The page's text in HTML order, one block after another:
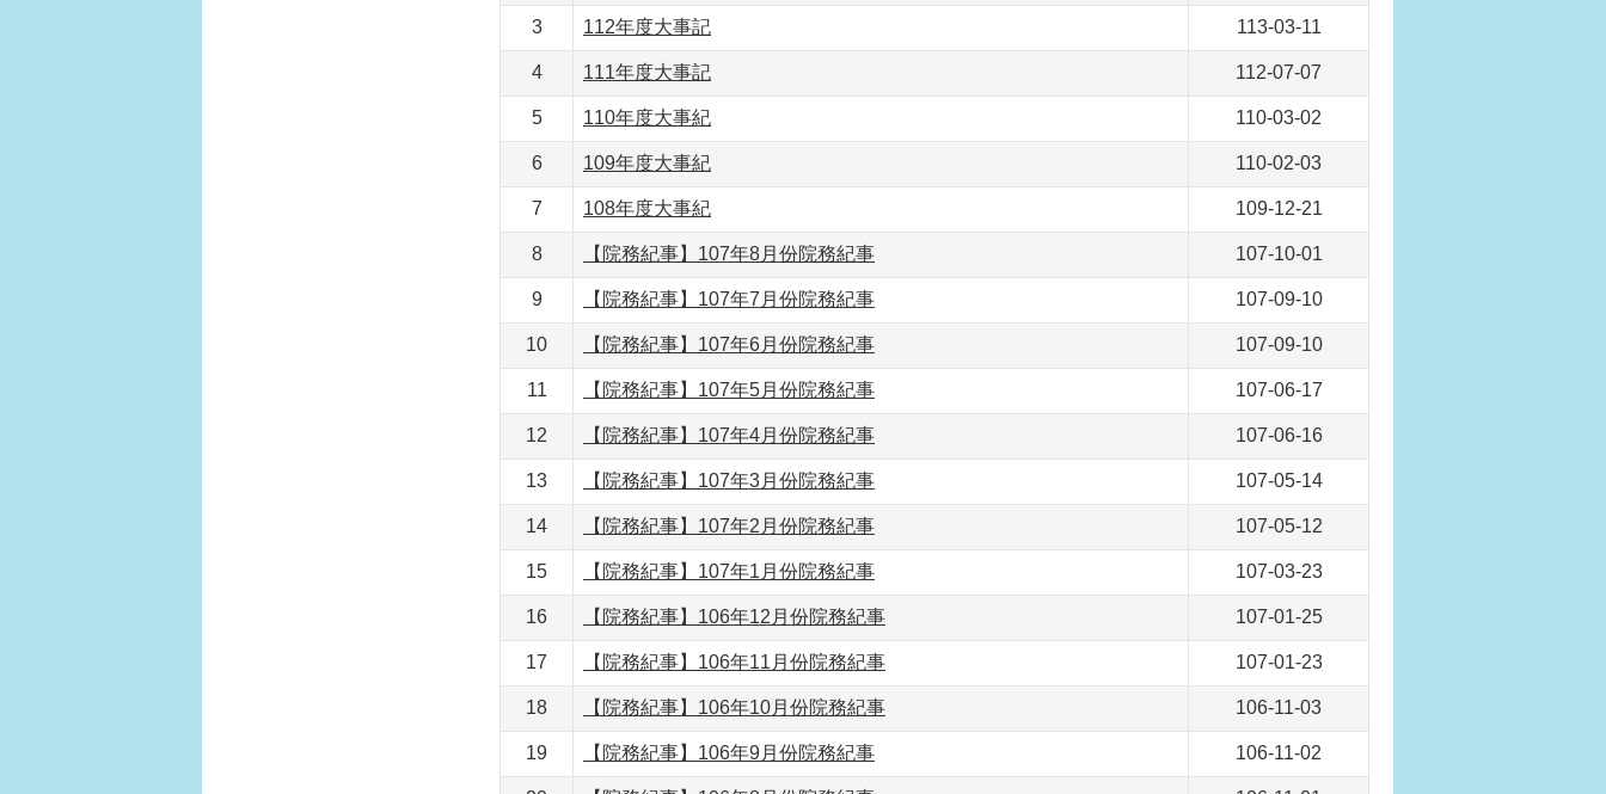
3 112年度大事記 113-03-11
4 111年度大事記 112-07-07
5 110年度大事紀 110-03-02
6 109年度大事紀 110-02-03
7 108年度大事紀 109-12-21
8 【院務紀事】107年8月份院務紀事 107-10-01
9 【院務紀事】107年7月份院務紀事 107-09-10
10 【院務紀事】107年6月份院務紀事 107-09-10
11 【院務紀事】107年5月份院務紀事 107-06-17
12 【院務紀事】107年4月份院務紀事 107-06-16
13 【院務紀事】107年3月份院務紀事 107-05-14
14 【院務紀事】107年2月份院務紀事 107-05-12
15 【院務紀事】107年1月份院務紀事 107-03-23
16 【院務紀事】106年12月份院務紀事 107-01-25
17 【院務紀事】106年11月份院務紀事 107-01-23
18 【院務紀事】106年10月份院務紀事 106-11-03
19 【院務紀事】106年9月份院務紀事 106-11-02